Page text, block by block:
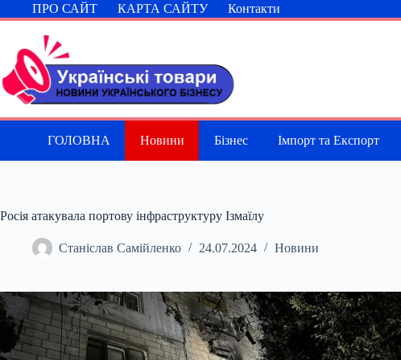
Перейти
до
ПРО САЙТ КАРТА САЙТУ Контакти
ГОЛОВНА Новини Бізнес Імпорт та Експорт
Росія атакувала портову інфраструктуру Ізмаїлу
Станіслав Самійленко 24.07.2024 Новини